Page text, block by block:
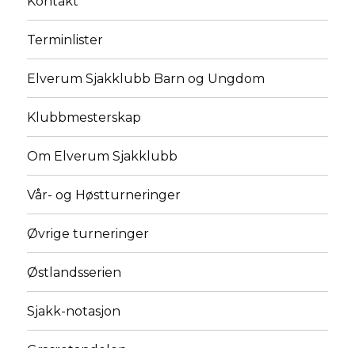
Terminlister
Elverum Sjakklubb Barn og Ungdom
Klubbmesterskap
Om Elverum Sjakklubb
Vår- og Høstturneringer
Øvrige turneringer
Østlandsserien
Sjakk-notasjon